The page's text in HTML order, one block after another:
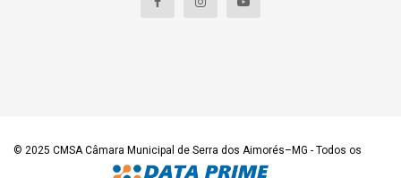
© 2025 CMSA Câmara Municipal de Serra dos Aimorés–MG - Todos os